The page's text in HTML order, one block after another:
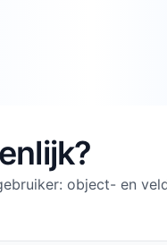
object- en